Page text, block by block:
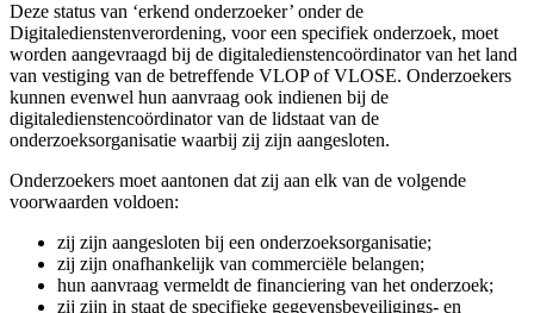
Deze status van ‘erkend onderzoeker’ onder de
Digitaledienstenverordening, voor een specifiek onderzoek, moet
worden aangevraagd bij de digitaledienstencoördinator van het land
van vestiging van de betreffende VLOP of VLOSE. Onderzoekers
kunnen evenwel hun aanvraag ook indienen bij de
digitaledienstencoördinator van de lidstaat van de
onderzoeksorganisatie waarbij zij zijn aangesloten.
Onderzoekers moet aantonen dat zij aan elk van de volgende
voorwaarden voldoen:
zij zijn aangesloten bij een onderzoeksorganisatie;
zij zijn onafhankelijk van commerciële belangen;
hun aanvraag vermeldt de financiering van het onderzoek;
zij zijn in staat de specifieke gegevensbeveiligings- en